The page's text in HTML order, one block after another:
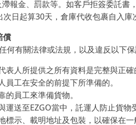
報金、罰款等。如客戶拒簽委託
次日起算30天，倉庫代收包裹自入庫
償
何有關法律或法規，以及違反以下
表人所提供之所有資料是完整與正確
員工在安全的前提下所準備的。
的員工來準備貨物。
運送至EZGO當中，託運人防止貨物
標示、載明地址及包裝，以確保在